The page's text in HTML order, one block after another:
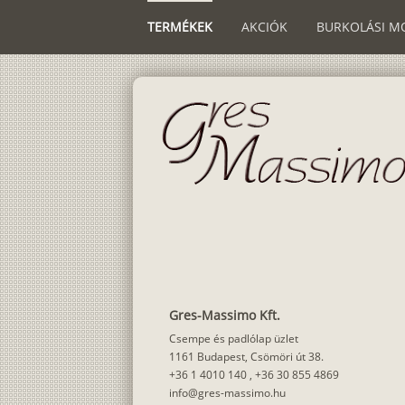
TERMÉKEK AKCIÓK BURKOLÁSI
Gres-Massimo Kft.
Csempe és padlólap üzlet
1161 Budapest, Csömöri út 38.
+36 1 4010 140 , +36 30 855 4869
info@gres-massimo.hu